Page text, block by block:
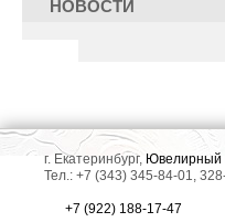
НОВОСТИ
г. Екатеринбург, Ювелирный
Тел.: +7 (343) 345-84-01,
+7 (922) 188-17-47